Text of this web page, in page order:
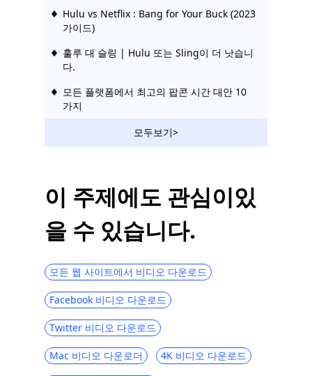
Hulu vs Netflix : Bang for Your Buck (2023
가이드)
훌루 대 슬링 | Hulu 또는 Sling이 더 낫습니
다.
모든 플랫폼에서 최고의 팝콘 시간 대안 10
가지
Vumoo와 같은 사이트 : 무료 및 안정적인 비
디오 스트리밍 사이트
다운로드
10 년 만화를 보는 KimCartoon 대안 Top
2023
6Movies [123]와 같은 상위 2023 개 무료 사
당신이 좋아할 영어 자막이있는 한국 드라마
웹 사이트 Top 5
6 대 Primewire 대안 [Primewire와 같은 최
고의 무료 사이트]
모두보기>
이 주제에도 관심이있
을 수 있습니다.
모든 웹 사이트에서 비디오 다운로드
Facebook 비디오 다운로드
Twitter 비디오 다운로드
Mac 비디오 다운로더 4K 비디오 다운로드